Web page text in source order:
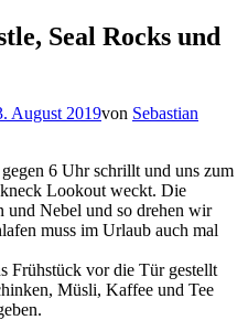
Seal Rocks und
August 2019von Sebastian
6 Uhr schrillt und uns zum
Lookout weckt. Die
und Nebel und so drehen wir
muss im Urlaub auch mal
Frühstück vor die Tür gestellt
Müsli, Kaffee und Tee